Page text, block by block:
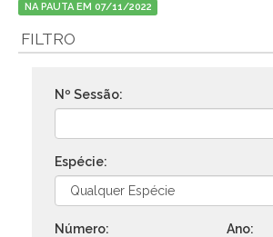
NA PAUTA EM 07/11/2022
FILTRO
Nº Sessão:
Espécie:
Número: Ano: